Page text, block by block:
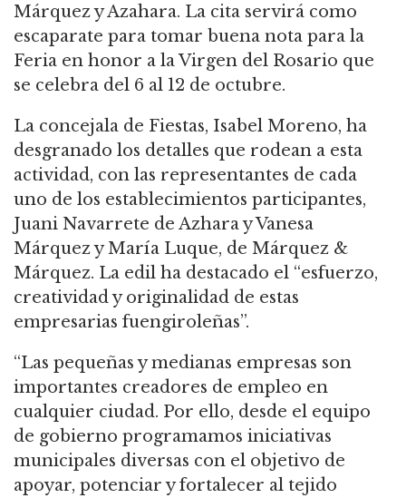
Márquez y Azahara. La cita servirá como
escaparate para tomar buena nota para la
Feria en honor a la Virgen del Rosario que
se celebra del 6 al 12 de octubre.
La concejala de Fiestas, Isabel Moreno, ha
desgranado los detalles que rodean a esta
actividad, con las representantes de cada
uno de los establecimientos participantes,
Juani Navarrete de Azhara y Vanesa
Márquez y María Luque, de Márquez &
Márquez. La edil ha destacado el “esfuerzo,
creatividad y originalidad de estas
empresarias fuengiroleñas”.
“Las pequeñas y medianas empresas son
importantes creadores de empleo en
cualquier ciudad. Por ello, desde el equipo
de gobierno programamos iniciativas
municipales diversas con el objetivo de
apoyar, potenciar y fortalecer al tejido